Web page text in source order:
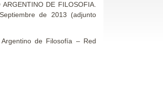
ARGENTINO DE FILOSOFIA.
de 2013 (adjunto
de Filosofía – Red